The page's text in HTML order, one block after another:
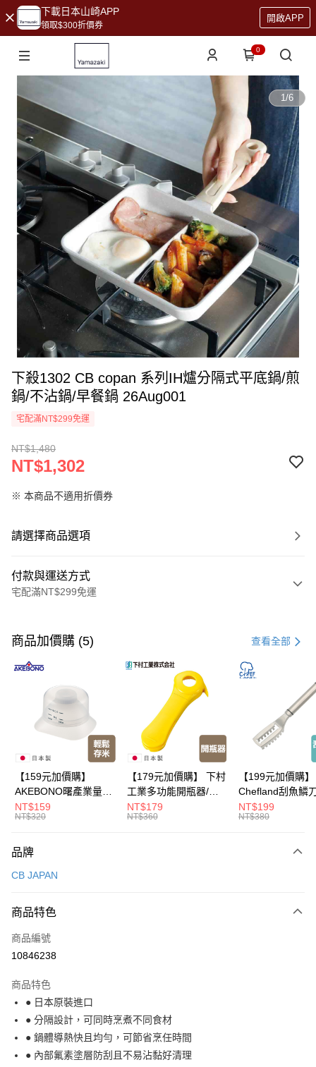
下載日本山崎APP
領取$300折價券
開啟APP
0
1/6
下殺1302 CB copan 系列IH爐分隔式平底鍋/煎
鍋/不沾鍋/早餐鍋 26Aug001
宅配滿NT$299免運
NT$1,480
NT$1,302
※ 本商品不適用折價券
請選擇商品選項
付款與運送方式
宅配滿NT$299免運
信用卡一次付款
超商取貨付款
LINE Pay
Apple Pay
Google Pay
全盈+PAY
大哥付你分期
【大哥付你分期使用說明】
2.付款方式選擇「大哥付你分期」，訂單成立後會自動跳轉到大哥付的交易
成交易。
3.實際核准額度、可分期數及費用金額請依後續交易確認頁面所載為準。
4.訂單成立30分鐘內，如未前往確認交易或遇審核未通過，訂單將自動取
消。如遇「轉專審核」未通過狀況，表示未達大哥付你分期系統評分，恕無
法說明評估內容。
1.分期款項不併入電信帳單，「大哥付你分期」於每月結算日後寄送繳費提
2.透過簡訊連結打開帳單後，可選擇「超商條碼／台灣大直營門市／銀行轉
帳／街口支付／iPASS MONEY」等通路繳費。
【注意事項】
1.本服務係由「台灣大哥大股份有限公司」（以下簡稱本公司）所提供，讓
每筆NT$100，滿NT$499(含以上)免運費
每筆NT$100，滿NT$499(含以上)免運費
7-11取貨付款
每筆NT$100，滿NT$499(含以上)免運費
付款後7-11取貨
商品加價購 (5) 查看全部
【159元加價購】
AKEBONO曙產業量米
杯漏斗組(白)/量米杯/
米桶/量米用具/任二件8
NT$159
NT$320
【179元加價購】 下村
工業多功能開瓶器/開
瓶器/餐廚用品/料理道
具/任二件8折
NT$179
NT$360
【199元加價購】
Chefland刮魚鱗
魚鱗器/廚房用品/
道具/任二件8折
NT$199
NT$380
品牌
CB JAPAN
商品特色
商品編號
10846238
商品特色
● 日本原裝進口
● 分隔設計，可同時烹煮不同食材
● 鍋體導熱快且均勻，可節省烹任時間
● 內部氟素塗層防刮且不易沾黏好清理